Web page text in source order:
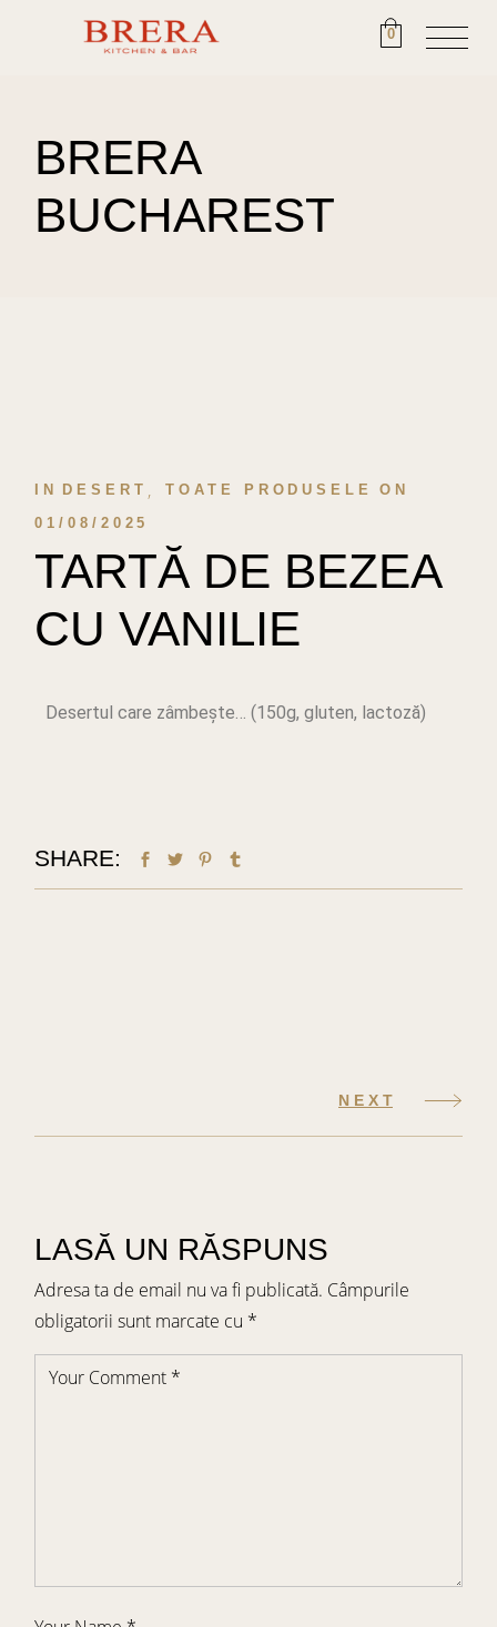
0
BRERA
BUCHAREST
IN DESERT TOATE PRODUSELE
ON
01/08/2025
TARTĂ DE BEZEA
CU VANILIE
Desertul care zâmbește… (150g, gluten, lactoză)
SHARE:
NEXT
LASĂ UN RĂSPUNS
Adresa ta de email nu va fi publicată. Câmpurile
obligatorii sunt marcate cu *